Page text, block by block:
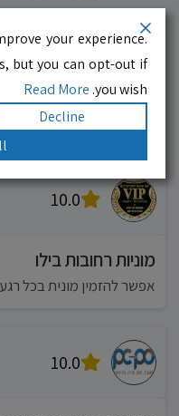
10.0
מוניות רחובות בילו
אפשר להזמין מונית בכל רגע 24/6
10.0
your experience.
but you can opt-out if
you wish.
Read More
Decline